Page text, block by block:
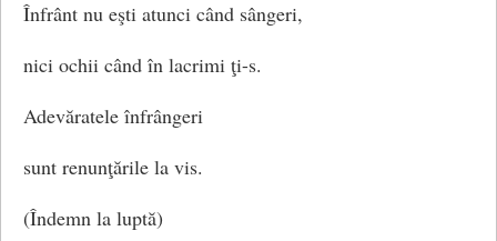
Înfrânt nu eşti atunci când sângeri,
nici ochii când în lacrimi ţi-s.
Adevăratele înfrângeri
sunt renunţările la vis.
(Îndemn la luptă)